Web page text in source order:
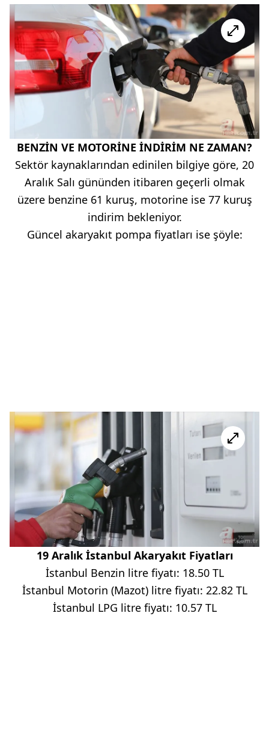
BENZİN VE MOTORİNE İNDİRİM NE ZAMAN?
Sektör kaynaklarından edinilen bilgiye göre, 20
Aralık Salı gününden itibaren geçerli olmak
üzere benzine 61 kuruş, motorine ise 77 kuruş
indirim bekleniyor.
Güncel akaryakıt pompa fiyatları ise şöyle:
19 Aralık İstanbul Akaryakıt Fiyatları
İstanbul Benzin litre fiyatı: 18.50 TL
İstanbul Motorin (Mazot) litre fiyatı: 22.82 TL
İstanbul LPG litre fiyatı: 10.57 TL